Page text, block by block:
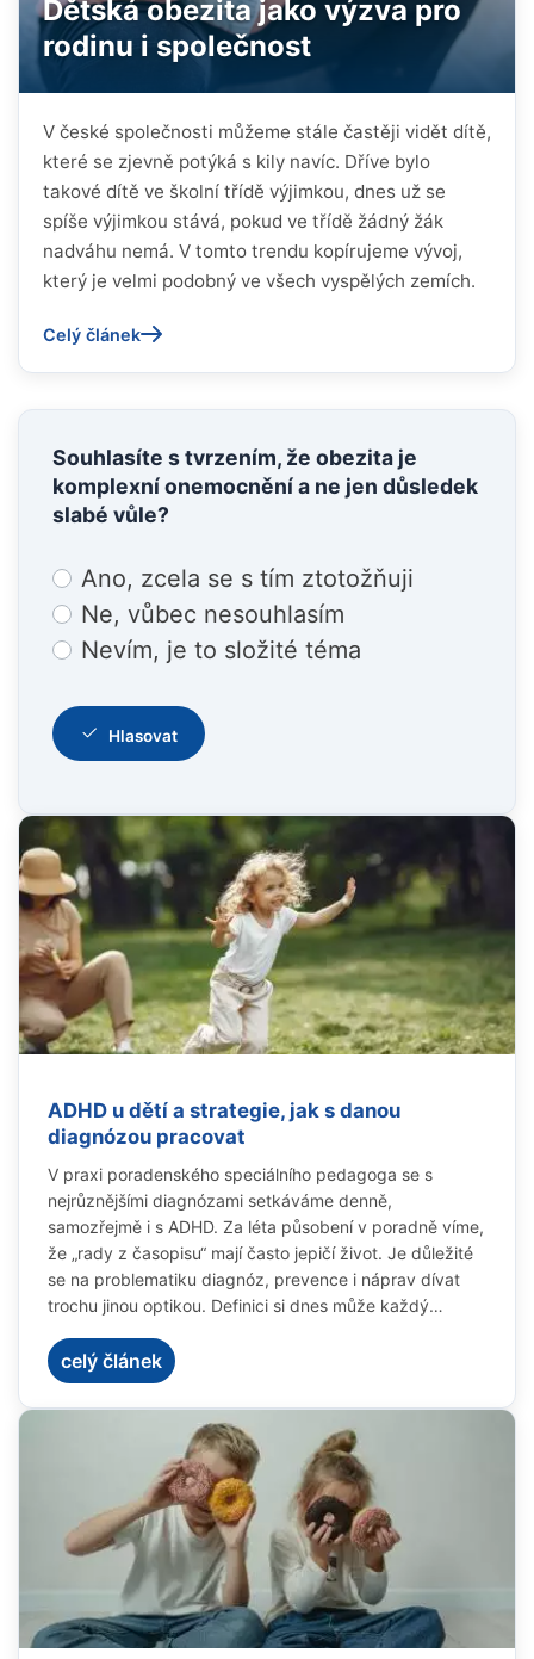
Dětská obezita jako výzva pro
rodinu i společnost
V české společnosti můžeme stále častěji vidět dítě,
které se zjevně potýká s kily navíc. Dříve bylo
takové dítě ve školní třídě výjimkou, dnes už se
spíše výjimkou stává, pokud ve třídě žádný žák
nadváhu nemá. V tomto trendu kopírujeme vývoj,
který je velmi podobný ve všech vyspělých zemích.
Celý článek
Souhlasíte s tvrzením, že obezita je
komplexní onemocnění a ne jen důsledek
slabé vůle?
Choices
Ano, zcela se s tím ztotožňuji
Ne, vůbec nesouhlasím
Nevím, je to složité téma
Hlasovat
ADHD u dětí a strategie, jak s danou
diagnózou pracovat
V praxi poradenského speciálního pedagoga se s
nejrůznějšími diagnózami setkáváme denně,
samozřejmě i s ADHD. Za léta působení v poradně víme,
že „rady z časopisu“ mají často jepičí život. Je důležité
se na problematiku diagnóz, prevence i náprav dívat
trochu jinou optikou. Definici si dnes může každý
připomenout, že diagnostika je velmi individuální a
vychází pouze z popisu symptomů. Zejména u lehčích
forem často záleží na „dojmu“, který dítě při krátkém
vyšetření zanechá, a ten může být ovlivněn mnoha
celý článek